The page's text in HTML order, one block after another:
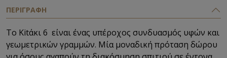
ΠΕΡΙΓΡΑΦΗ
Το Kitάκι 6 είναι ένας υπέροχος συνδυασμός υφών και
γεωμετρικών γραμμών. Μία μοναδική πρόταση δώρου